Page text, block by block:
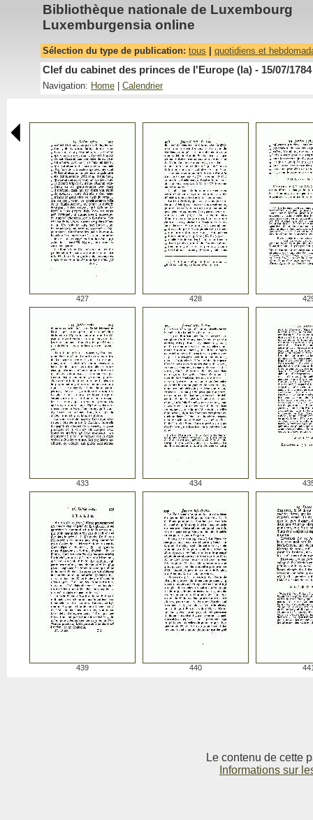
Bibliothèque nationale de Luxembourg
Luxemburgensia online
Sélection du type de publication: tous quotidiens et
Clef du cabinet des princes de l'Europe (la) - 15/07/1784
Navigation: Home Calendrier
427 428
433 434
439 440
Le contenu de cette
Informations sur